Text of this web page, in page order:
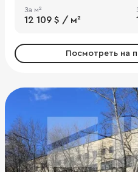
За м²
12 109 $ / м²
Посмотреть на